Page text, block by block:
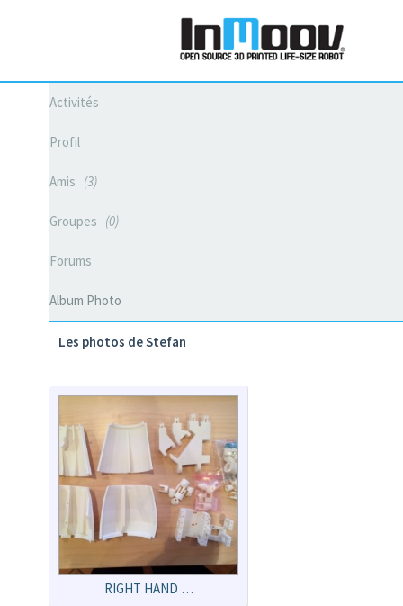
Activités
Profil
Amis 3
Groupes 0
Forums
Album Photo
Les photos de Stefan
RIGHT HAND …